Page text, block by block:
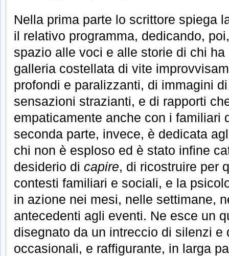
Nella prima parte lo scrittore spiega
il relativo programma, dedicando,
spazio alle voci e alle storie di chi ha
galleria costellata di vite
profondi e paralizzanti, di immagini
sensazioni strazianti, e di rapporti
empaticamente anche con i familiari
seconda parte, invece, è dedicata
chi non è esploso ed è stato infine
desiderio di capire, di ricostruire per
contesti familiari e sociali, e la
in azione nei mesi, nelle settimane,
antecedenti agli eventi. Ne esce un
disegnato da un intreccio di silenzi e
occasionali, e raffigurante, in larga